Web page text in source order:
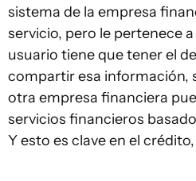
sistema de la empresa
servicio, pero le pertenece
usuario tiene que tener el
compartir esa información,
otra empresa financiera
servicios financieros
Y esto es clave en el